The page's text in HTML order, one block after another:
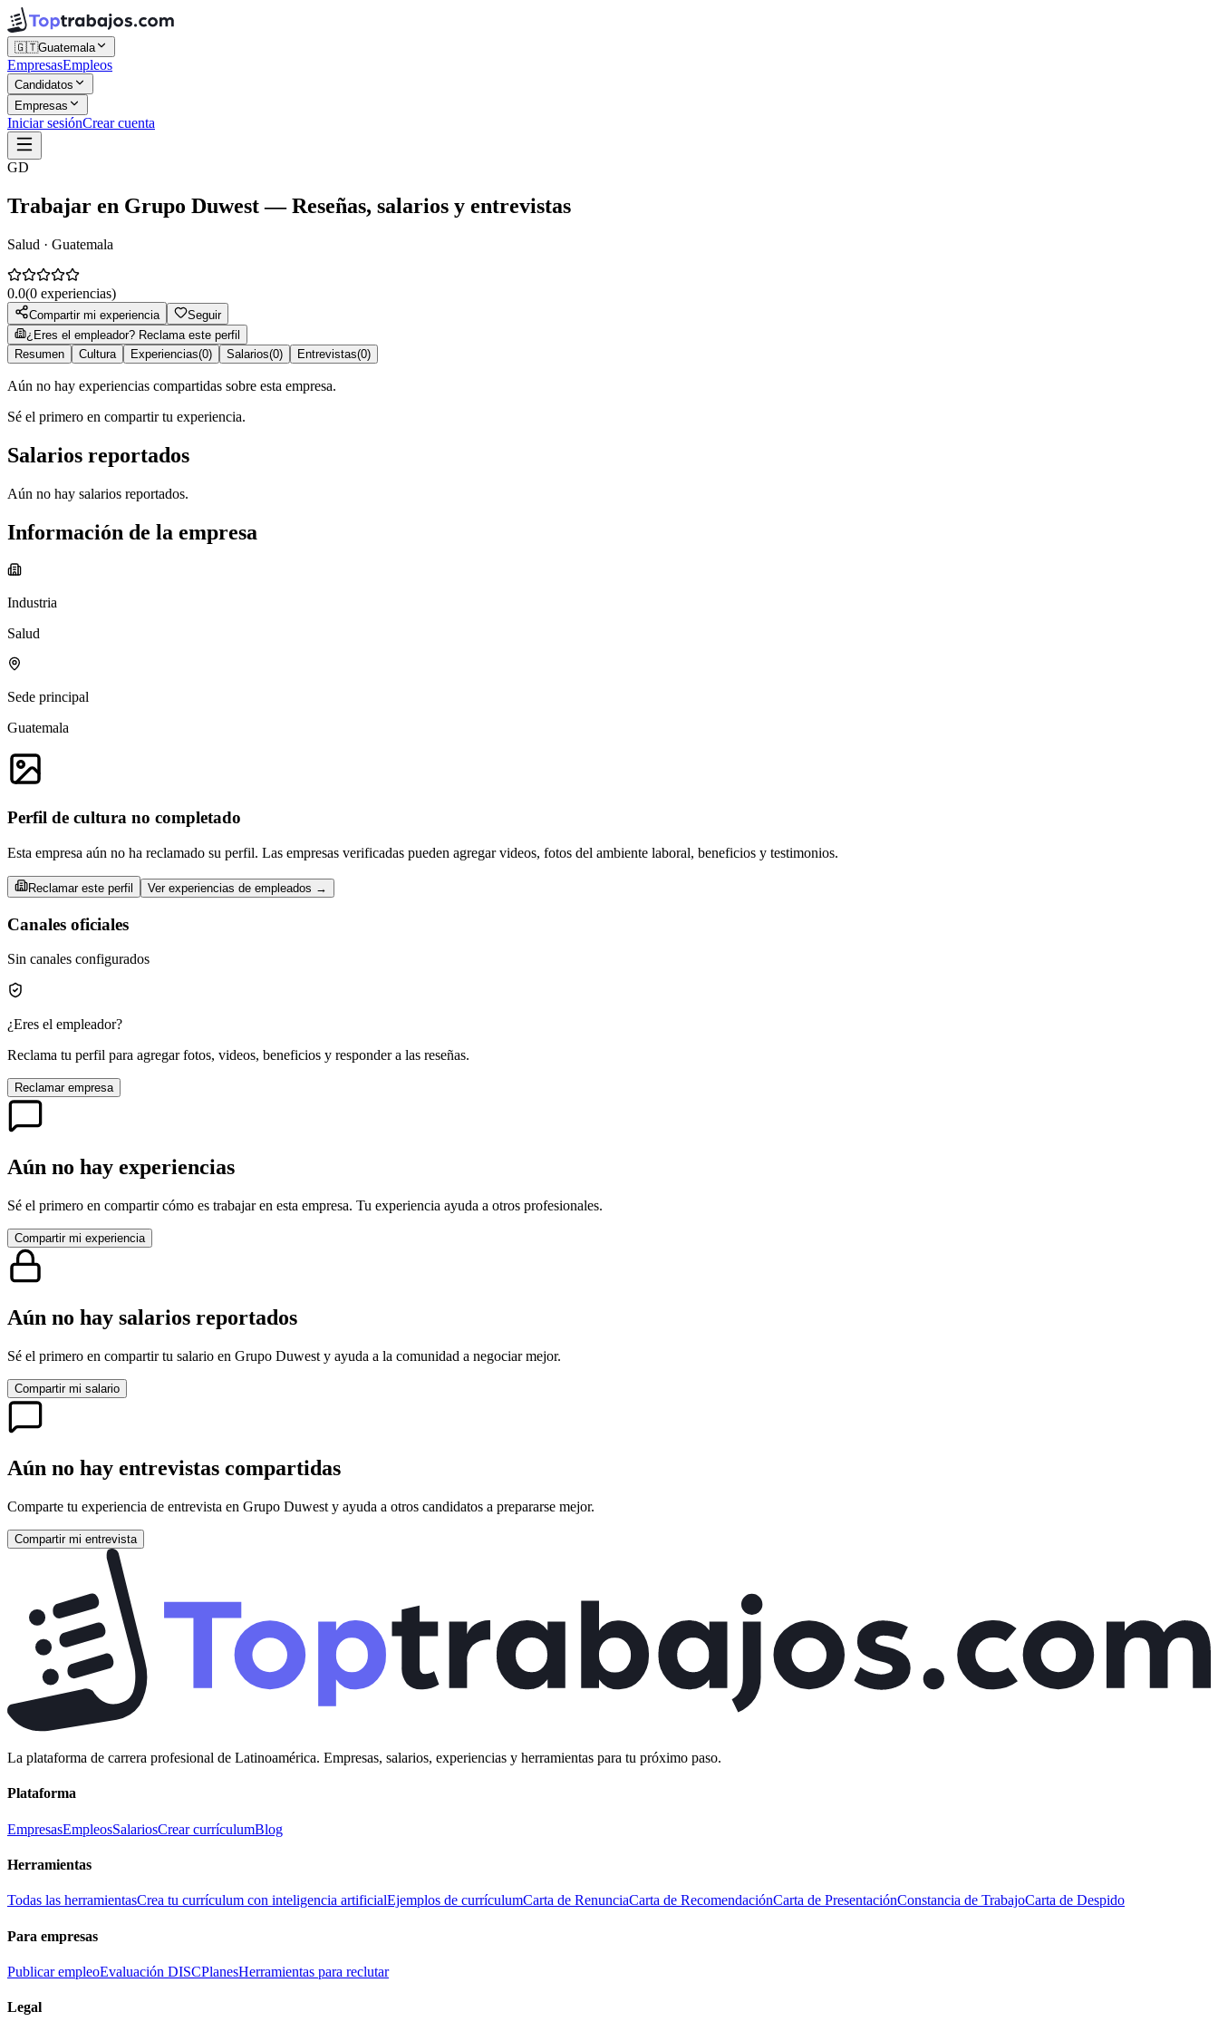
🇬🇹Guatemala
EmpresasEmpleos
Candidatos
Empresas
Iniciar sesiónCrear cuenta
GD
Trabajar en Grupo Duwest— Reseñas, salarios y entrevistas
Salud · Guatemala
0.0(0 experiencias)
Compartir mi experiencia
Seguir
¿Eres el empleador? Reclama este perfil
Resumen
Cultura Experiencias(0) Salarios(0) Entrevistas(0)
Aún no hay experiencias compartidas sobre esta empresa.
Sé el primero en compartir tu experiencia.
Salarios reportados
Aún no hay salarios reportados.
Información de la empresa
Industria
Salud
Sede principal
Guatemala
Perfil de cultura no completado
Esta empresa aún no ha reclamado su perfil. Las empresas verificadas pueden agregar videos, fotos del ambiente laboral, beneficios y testimonios.
Reclamar este perfil Ver experiencias de empleados →
Canales oficiales
Sin canales configurados
¿Eres el empleador?
Reclama tu perfil para agregar fotos, videos, beneficios y responder a las reseñas.
Reclamar empresa
Aún no hay experiencias
Sé el primero en compartir cómo es trabajar en esta empresa. Tu experiencia ayuda a otros profesionales.
Compartir mi experiencia
Aún no hay salarios reportados
Sé el primero en compartir tu salario en Grupo Duwest y ayuda a la comunidad a negociar mejor.
Compartir mi salario
Aún no hay entrevistas compartidas
Comparte tu experiencia de entrevista en Grupo Duwest y ayuda a otros candidatos a prepararse mejor.
Compartir mi entrevista
La plataforma de carrera profesional de Latinoamérica. Empresas, salarios, experiencias y herramientas para tu próximo paso.
Plataforma
EmpresasEmpleosSalariosCrear currículumBlog
Herramientas
Todas las herramientasCrea tu currículum con inteligencia artificialEjemplos de currículumCarta de RenunciaCarta de RecomendaciónCarta de PresentaciónConstancia de TrabajoCarta de Despido
Para empresas
Publicar empleoEvaluación DISCPlanesHerramientas para reclutar
Legal